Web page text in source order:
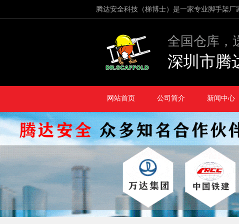
腾达安全科技（梯博士）是一家专业脚手架
全国仓库，
深圳市腾
网站首页 公司简介 新闻中心